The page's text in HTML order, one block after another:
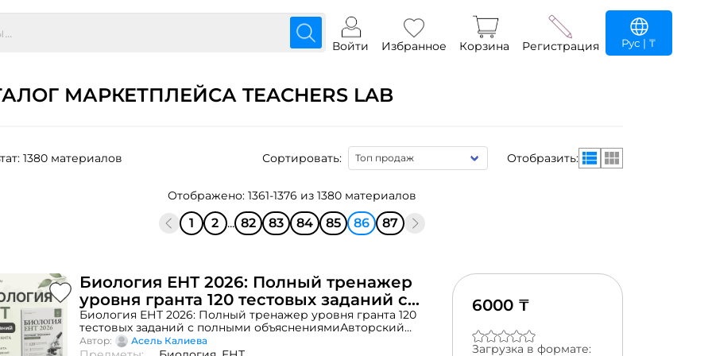
Войти Избранное Корзина Регистрация Рус | ₸
МАРКЕТПЛЕЙСА TEACHERS LAB
1380 материалов Сортировать: Отобразить:
Отображено: 1361-1376 из 1380 материалов
1 2 ... 82 83 84 85 86 87
Биология ЕНТ 2026: Полный тренажер
уровня гранта 120 тестовых заданий с
полными объяснениями
Биология ЕНТ 2026: Полный тренажер уровня гранта 120
тестовых заданий с полными объяснениямиАвторский
тренажер по биологии содержит 120 тестовых заданий (3
пробных варианта), составленных в соответствии со
Автор: Асель Калиева
6000 ₸
Загрузка в формате: